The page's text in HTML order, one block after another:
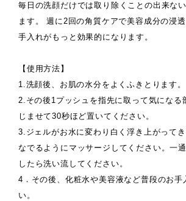
毎日の洗顔だけでは取り除くことの出来な
ます。 週に2回の角質ケアで美容成分の浸
手入れがもっと効果的になります。
【使用方法】
1.洗顔後、お肌の水分をよくふきとります。
2.その後1プッシュを指先に取って気になる
じませて30秒ほど置いてください。
3.ジェルがお水に変わり白く浮き上がって
なでるようにマッサージしてください。一
したら洗い流してください。
4．その後、化粧水や美容液など普段のお手
い。